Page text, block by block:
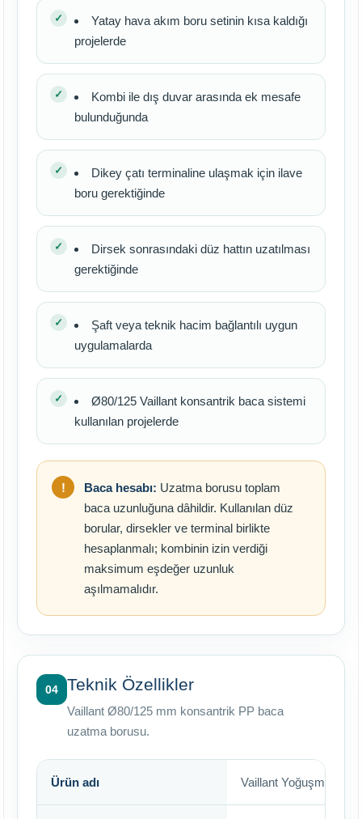
Yatay hava akım boru setinin kısa kaldığı
projelerde
Kombi ile dış duvar arasında ek mesafe
bulunduğunda
Dikey çatı terminaline ulaşmak için ilave
boru gerektiğinde
Dirsek sonrasındaki düz hattın uzatılması
gerektiğinde
Şaft veya teknik hacim bağlantılı uygun
uygulamalarda
Ø80/125 Vaillant konsantrik baca sistemi
kullanılan projelerde
Baca hesabı: Uzatma borusu toplam
baca uzunluğuna dâhildir. Kullanılan düz
borular, dirsekler ve terminal birlikte
hesaplanmalı; kombinin izin verdiği
maksimum eşdeğer uzunluk
aşılmamalıdır.
04 Teknik Özellikler
Vaillant Ø80/125 mm konsantrik PP baca
uzatma borusu.
Ürün adı Vaillant Yoğuşmalı